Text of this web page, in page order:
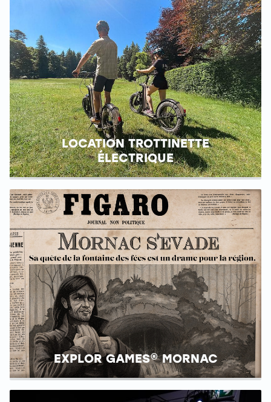
LOCATION TROTTINETTE
ÉLECTRIQUE
EXPLOR GAMES® MORNAC